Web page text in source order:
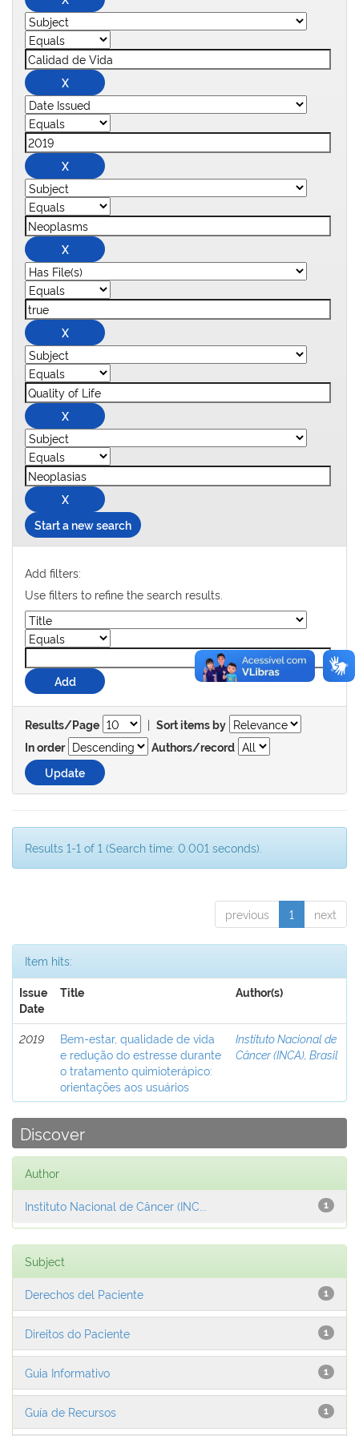
Start a new search
Add filters:
Use filters to refine the search results.
Results/Page | Sort items by
In order
Authors/record
Results 1-1 of 1 (Search time: 0.001 seconds).
previous 1 next
Item hits:
Issue
Date
Title Author(s)
2019
Bem-estar, qualidade de vida
e redução do estresse durante
o tratamento quimioterápico:
orientações aos usuários
Instituto Nacional de
Câncer (INCA), Brasil
Discover
Author
1
Instituto Nacional de Câncer (INC...
Subject
1
Derechos del Paciente
1
Direitos do Paciente
1
Guia Informativo
1
Guía de Recursos